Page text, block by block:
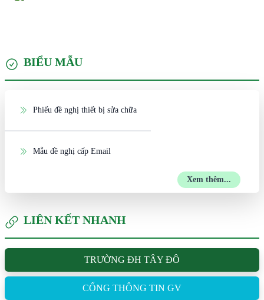
BIỂU MẪU
Phiếu đề nghị thiết bị sửa chữa
Mẫu đề nghị cấp Email
Xem thêm...
LIÊN KẾT NHANH
TRƯỜNG ĐH TÂY ĐÔ
CỔNG THÔNG TIN GV